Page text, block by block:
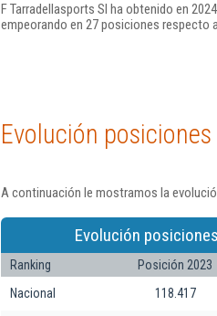
F Tarradellasports Sl ha obtenido en
empeorando en 27 posiciones respecto
Evolución
A continuación le mostramos la
Evolución
Ranking Posición 2023
Nacional
118.417